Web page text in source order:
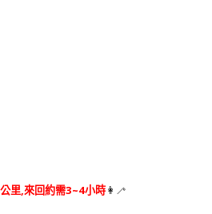
里,來回約需3~4小時👩‍🦯